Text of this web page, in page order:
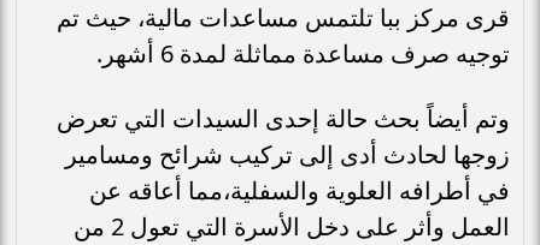
قرى مركز ببا تلتمس مساعدات مالية، حيث تم
توجيه صرف مساعدة مماثلة لمدة 6 أشهر.
وتم أيضاً بحث حالة إحدى السيدات التي تعرض
زوجها لحادث أدى إلى تركيب شرائح ومسامير
في أطرافه العلوية والسفلية،مما أعاقه عن
العمل وأثر على دخل الأسرة التي تعول 2 من